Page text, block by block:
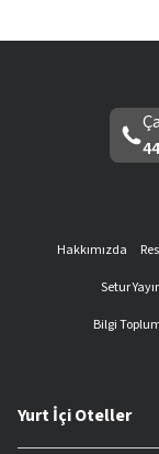
Hakkımızda
Setur
Bilgi
Yurt İçi Oteller